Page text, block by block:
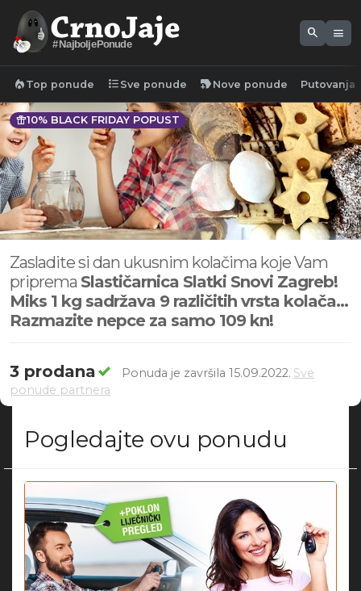
#NajboljePonude
search menu
local_fire_department Top ponude format_list_bulleted Sve ponude new_label Nove ponude Putovanja
featured_seasonal_and_gifts10% BLACK FRIDAY POPUST
Zasladite si dan ukusnim kolačima koje Vam
priprema Slastičarnica Slatki Snovi Zagreb!
Miks 1 kg sadržava 9 različitih vrsta kolača...
Razmazite nepce za samo 109 kn!
3 prodana Ponuda je završila 15.09.2022. Sve
ponude partnera
Pogledajte ovu ponudu